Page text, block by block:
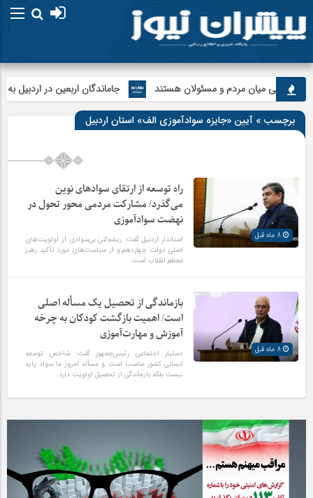
ارتباطی میان مردم و مسئولان هستند جاماندگان اربعین در اردبیل به
برچسب » آیین «جایزه سوادآموزی الف» استان اردبیل
راه توسعه از ارتقای سوادهای نوین
می‌گذرد/ مشارکت مردمی محور تحول در
نهضت سوادآموزی
استاندار اردبیل گفت: ریشه‌کنی بی‌سوادی از اولویت‌های
اصلی دولت چهاردهم و از سیاست‌های مورد تأکید رهبر
معظم انقلاب است.
بازماندگی از تحصیل یک مسأله اصلی
است/ اهمیت بازگشت کودکان به چرخه
آموزش و مهارت‌آموزی
دستیار اجتماعی رئیس‌جمهور گفت: شاخص توسعه
انسانی کشور مناسب است و مسأله امروز ما سواد پایه
نیست بلکه بازماندگی از تحصیل اولویت دارد.